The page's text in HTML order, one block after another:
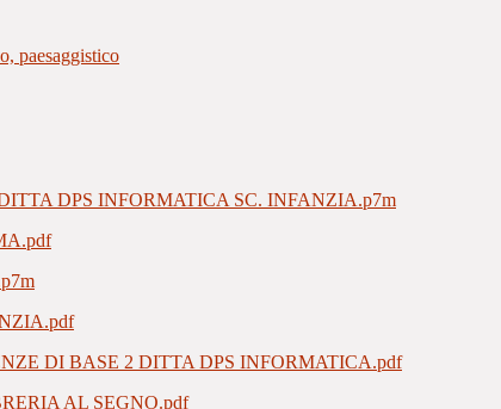
paesaggistico
DPS INFORMATICA SC. INFANZIA.p7m
DI BASE 2 DITTA DPS INFORMATICA.pdf
AL SEGNO.pdf